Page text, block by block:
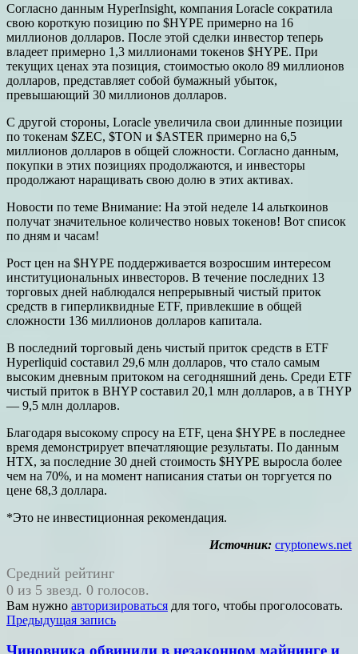
Согласно данным HyperInsight, компания Loracle сократила
свою короткую позицию по $HYPE примерно на 16
миллионов долларов. После этой сделки инвестор теперь
владеет примерно 1,3 миллионами токенов $HYPE. При
текущих ценах эта позиция, стоимостью около 89 миллионов
долларов, представляет собой бумажный убыток,
превышающий 30 миллионов долларов.
С другой стороны, Loracle увеличила свои длинные позиции
по токенам $ZEC, $TON и $ASTER примерно на 6,5
миллионов долларов в общей сложности. Согласно данным,
покупки в этих позициях продолжаются, и инвесторы
продолжают наращивать свою долю в этих активах.
Новости по теме Внимание: На этой неделе 14 альткоинов
получат значительное количество новых токенов! Вот список
по дням и часам!
Рост цен на $HYPE поддерживается возросшим интересом
институциональных инвесторов. В течение последних 13
торговых дней наблюдался непрерывный чистый приток
средств в гиперликвидные ETF, привлекшие в общей
сложности 136 миллионов долларов капитала.
В последний торговый день чистый приток средств в ETF
Hyperliquid составил 29,6 млн долларов, что стало самым
высоким дневным притоком на сегодняшний день. Среди ETF
чистый приток в BHYP составил 20,1 млн долларов, а в THYP
— 9,5 млн долларов.
Благодаря высокому спросу на ETF, цена $HYPE в последнее
время демонстрирует впечатляющие результаты. По данным
HTX, за последние 30 дней стоимость $HYPE выросла более
чем на 70%, и на момент написания статьи он торгуется по
цене 68,3 доллара.
*Это не инвестиционная рекомендация.
Источник: cryptonews.net
Средний рейтинг
0 из 5 звезд. 0 голосов.
Вам нужно авторизироваться для того, чтобы проголосовать.
Навигация
по
Предыдущая запись
Чиновника обвинили в незаконном майнинге и